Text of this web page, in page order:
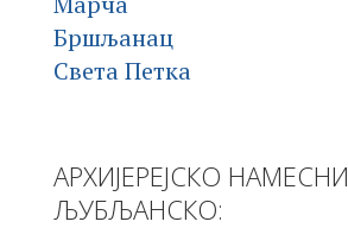
Бршљанац
Света Петка
АРХИЈЕРЕЈСКО
ЉУБЉАНСКО: